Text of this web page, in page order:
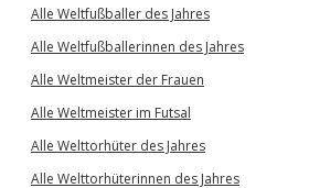
Alle Weltfußballer des Jahres
Alle Weltfußballerinnen des Jahres
Alle Weltmeister der Frauen
Alle Weltmeister im Futsal
Alle Welttorhüter des Jahres
Alle Welttorhüterinnen des Jahres